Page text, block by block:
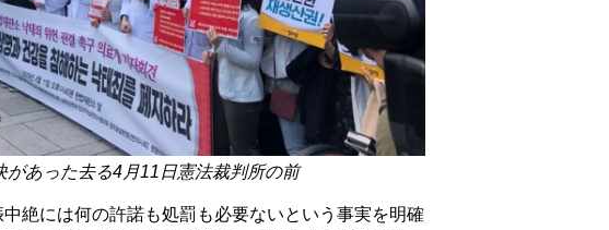
あった去る4月11日憲法裁判所の前
絶には何の許諾も処罰も必要ないという事実を明確